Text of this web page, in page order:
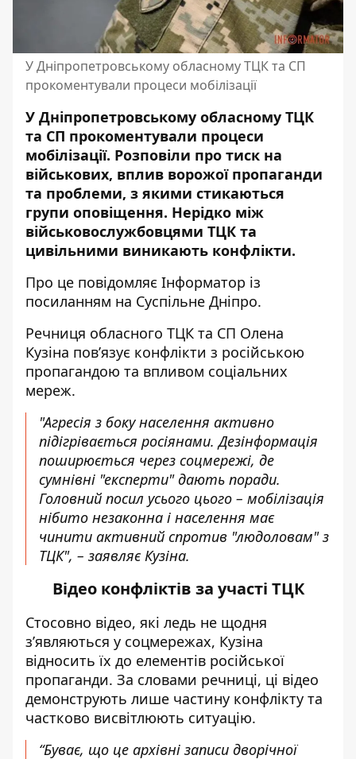
У Дніпропетровському обласному ТЦК та СП
прокоментували процеси мобілізації
У Дніпропетровському обласному ТЦК
та СП прокоментували процеси
мобілізації. Розповіли про тиск на
військових, вплив ворожої пропаганди
та проблеми, з якими стикаються
групи оповіщення. Нерідко між
військовослужбовцями ТЦК та
цивільними виникають конфлікти.
Про це повідомляє Інформатор із
посиланням на Суспільне Дніпро.
Речниця обласного ТЦК та СП Олена
Кузіна пов’язує конфлікти з російською
пропагандою та впливом соціальних
мереж.
"Агресія з боку населення активно
підігрівається росіянами. Дезінформація
поширюється через соцмережі, де
сумнівні "експерти" дають поради.
Головний посил усього цього – мобілізація
нібито незаконна і населення має
чинити активний спротив "людоловам" з
ТЦК", – заявляє Кузіна.
Відео конфліктів за участі ТЦК
Стосовно відео, які ледь не щодня
з’являються у соцмережах, Кузіна
відносить їх до елементів російської
пропаганди. За словами речниці, ці відео
демонструють лише частину конфлікту та
частково висвітлюють ситуацію.
“Буває, що це архівні записи дворічної